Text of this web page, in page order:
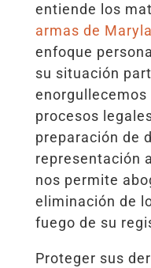
entiende los
armas de
enfoque
su situación
procesos
preparación de
representación
nos permite
eliminación de
fuego de su
Proteger sus